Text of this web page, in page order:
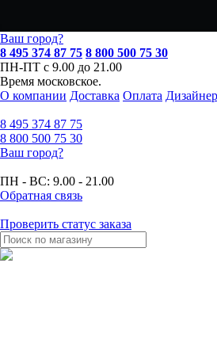
Ваш город?
8 495 374 87 75 8 800 500 75 30
ПН-ПТ с 9.00 до 21.00
Время московское.
О компании Доставка Оплата
8 495 374 87 75
8 800 500 75 30
Ваш город?
ПН - ВС: 9.00 - 21.00
Обратная связь
Проверить статус заказа